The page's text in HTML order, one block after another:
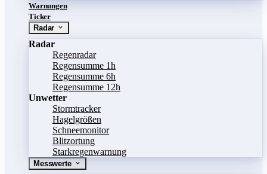
Warnungen
Ticker
Radar
Radar
Regenradar
Regensumme 1h
Regensumme 6h
Regensumme 12h
Unwetter
Stormtracker
Hagelgrößen
Schneemonitor
Blitzortung
Starkregenwarnung
Messwerte